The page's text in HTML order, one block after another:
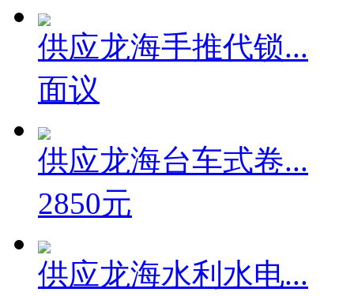
供应龙海手推代锁...
面议
供应龙海台车式卷...
2850元
供应龙海水利水电...